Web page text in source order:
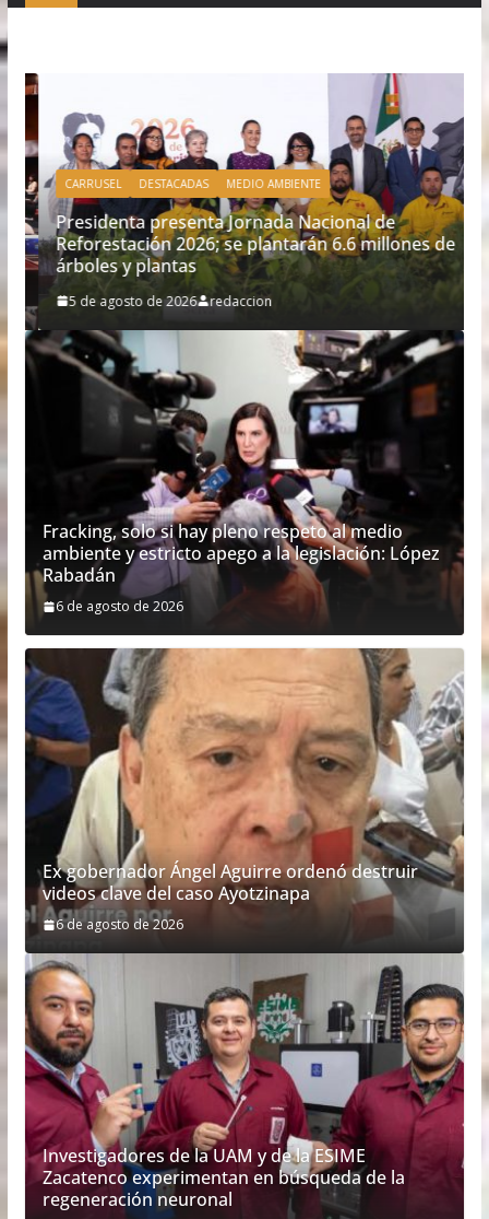
CARRUSEL DESTACADAS MEDIO AMBIENTE
Presidenta presenta Jornada Nacional de
Reforestación 2026; se plantarán 6.6 millones de
árboles y plantas
5 de agosto de 2026 redaccion
Fracking, solo si hay pleno respeto al medio
ambiente y estricto apego a la legislación: López
Rabadán
6 de agosto de 2026
Ex gobernador Ángel Aguirre ordenó destruir
videos clave del caso Ayotzinapa
6 de agosto de 2026
Investigadores de la UAM y de la ESIME
Zacatenco experimentan en búsqueda de la
regeneración neuronal